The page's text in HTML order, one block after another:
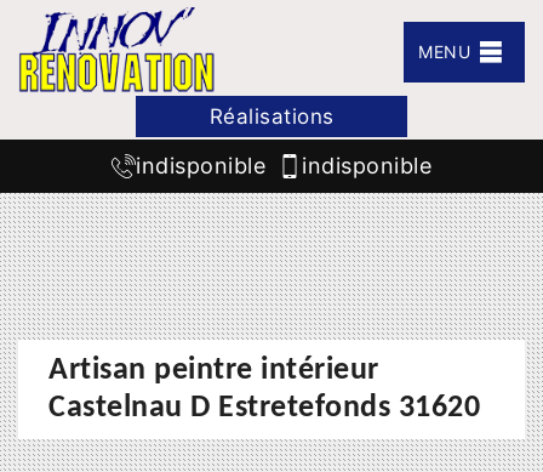
MENU
Réalisations
indisponible indisponible
Artisan peintre intérieur
Castelnau D Estretefonds 31620